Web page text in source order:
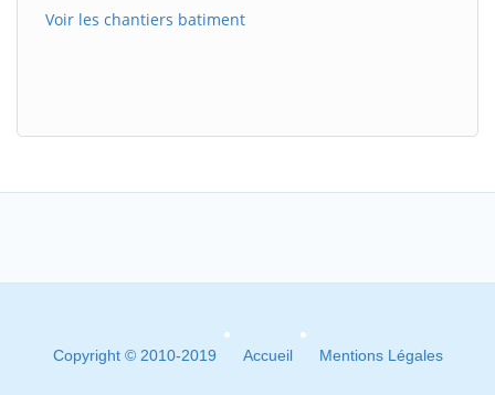
Voir les chantiers batiment
Copyright © 2010-2019 Accueil Mentions Légales